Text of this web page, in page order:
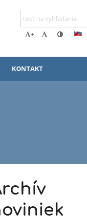
+ -
KONTAKT